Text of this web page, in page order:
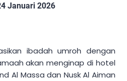
Januari 2026
ibadah umroh dengan
akan menginap di hotel
Al Massa dan Nusk Al Aiman